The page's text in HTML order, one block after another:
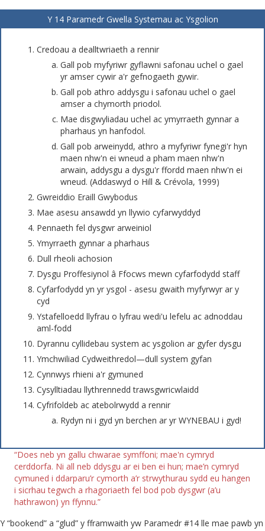
Y 14 Paramedr Gwella Systemau ac Ysgolion
Credoau a dealltwriaeth a rennir
Gall pob myfyriwr gyflawni safonau uchel o gael
yr amser cywir a'r gefnogaeth gywir.
Gall pob athro addysgu i safonau uchel o gael
amser a chymorth priodol.
Mae disgwyliadau uchel ac ymyrraeth gynnar a
pharhaus yn hanfodol.
Gall pob arweinydd, athro a myfyriwr fynegi'r hyn
maen nhw'n ei wneud a pham maen nhw'n
arwain, addysgu a dysgu'r ffordd maen nhw'n ei
wneud. (Addaswyd o Hill & Crévola, 1999)
Gwreiddio Eraill Gwybodus
Mae asesu ansawdd yn llywio cyfarwyddyd
Pennaeth fel dysgwr arweiniol
Ymyrraeth gynnar a pharhaus
Dull rheoli achosion
Dysgu Proffesiynol â Ffocws mewn cyfarfodydd staff
Cyfarfodydd yn yr ysgol - asesu gwaith myfyrwyr ar y
cyd
Ystafelloedd llyfrau o lyfrau wedi'u lefelu ac adnoddau
aml-fodd
Dyrannu cyllidebau system ac ysgolion ar gyfer dysgu
Ymchwiliad Cydweithredol—dull system gyfan
Cynnwys rhieni a'r gymuned
Cysylltiadau llythrennedd trawsgwricwlaidd
Cyfrifoldeb ac atebolrwydd a rennir
Rydyn ni i gyd yn berchen ar yr WYNEBAU i gyd!
“Does neb yn gallu chwarae symffoni; mae'n cymryd
cerddorfa. Ni all neb ddysgu ar ei ben ei hun; mae’n cymryd
cymuned i ddarparu’r cymorth a’r strwythurau sydd eu hangen
i sicrhau tegwch a rhagoriaeth fel bod pob dysgwr (a’u
hathrawon) yn ffynnu.”
Y “bookend” a “glud” y fframwaith yw Paramedr #14 lle mae pawb yn